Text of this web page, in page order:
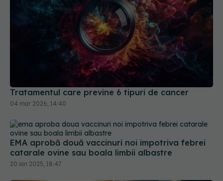
Tratamentul care previne 6 tipuri de cancer
04 mar 2026, 14:40
EMA aprobă două vaccinuri noi împotriva febrei
catarale ovine sau boala limbii albastre
20 ian 2025, 18:47